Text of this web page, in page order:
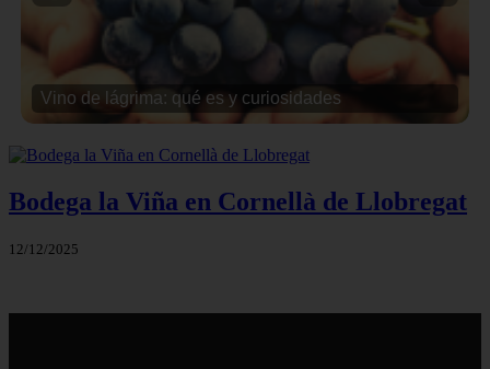
Vino de lágrima: qué es y curiosidades
Bodega la Viña en Cornellà de Llobregat
12/12/2025